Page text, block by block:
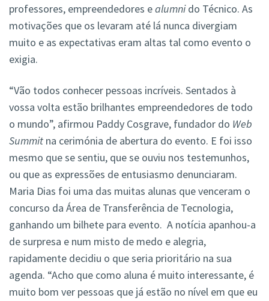
professores, empreendedores ealumnido Técnico. As
motivações que os levaram até lá nunca divergiam
muito e as expectativas eram altas tal como evento o
exigia.
“Vão todos conhecer pessoas incríveis. Sentados à
vossa volta estão brilhantes empreendedores de todo
o mundo”, afirmou Paddy Cosgrave, fundador do Web
Summit na cerimónia de abertura do evento. E foi isso
mesmo que se sentiu, que se ouviu nos testemunhos,
ou que as expressões de entusiasmo denunciaram.
Maria Dias foi uma das muitas alunas que venceram o
concurso da Área de Transferência de Tecnologia,
ganhando um bilhete para evento. A notícia apanhou-a
de surpresa e num misto de medo e alegria,
rapidamente decidiu o que seria prioritário na sua
agenda. “Acho que como aluna é muito interessante, é
muito bom ver pessoas que já estão no nível em que eu